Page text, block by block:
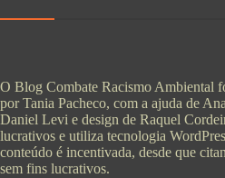
O Blog Combate Racismo Ambiental
por Tania Pacheco, com a ajuda de
Daniel Levi e design de Raquel
lucrativos e utiliza tecnologia
conteúdo é incentivada, desde que
sem fins lucrativos.